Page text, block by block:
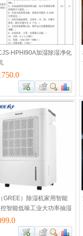
HPHI90A加湿除湿净化
GREE）除湿机家用智能
智能低噪工业大功率抽湿
室除湿祛湿除潮干燥机器
天DH60EIA1B